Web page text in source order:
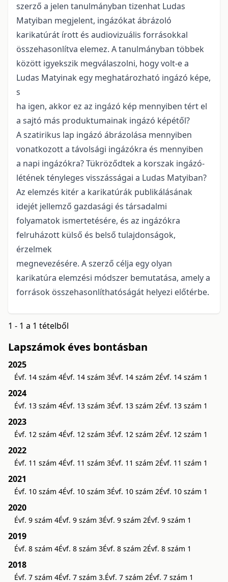
szerző a jelen tanulmányban tizenhat Ludas
Matyiban megjelent, ingázókat ábrázoló
karikatúrát írott és audiovizuális forrásokkal
összehasonlítva elemez. A tanulmányban többek
között igyekszik megválaszolni, hogy volt-e a
Ludas Matyinak egy meghatározható ingázó képe,
s
ha igen, akkor ez az ingázó kép mennyiben tért el
a sajtó más produktumainak ingázó képétől?
A szatirikus lap ingázó ábrázolása mennyiben
vonatkozott a távolsági ingázókra és mennyiben
a napi ingázókra? Tükröződtek a korszak ingázó-
létének tényleges visszásságai a Ludas Matyiban?
Az elemzés kitér a karikatúrák publikálásának
idejét jellemző gazdasági és társadalmi
folyamatok ismertetésére, és az ingázókra
felruházott külső és belső tulajdonságok,
érzelmek
megnevezésére. A szerző célja egy olyan
karikatúra elemzési módszer bemutatása, amely a
források összehasonlíthatóságát helyezi előtérbe.
1 - 1 a 1 tételből
Lapszámok éves bontásban
2025
Évf. 14 szám 4Évf. 14 szám 3Évf. 14 szám 2Évf. 14 szám 1
2024
Évf. 13 szám 4Évf. 13 szám 3Évf. 13 szám 2Évf. 13 szám 1
2023
Évf. 12 szám 4Évf. 12 szám 3Évf. 12 szám 2Évf. 12 szám 1
2022
Évf. 11 szám 4Évf. 11 szám 3Évf. 11 szám 2Évf. 11 szám 1
2021
Évf. 10 szám 4Évf. 10 szám 3Évf. 10 szám 2Évf. 10 szám 1
2020
Évf. 9 szám 4Évf. 9 szám 3Évf. 9 szám 2Évf. 9 szám 1
2019
Évf. 8 szám 4Évf. 8 szám 3Évf. 8 szám 2Évf. 8 szám 1
2018
Évf. 7 szám 4Évf. 7 szám 3.Évf. 7 szám 2Évf. 7 szám 1